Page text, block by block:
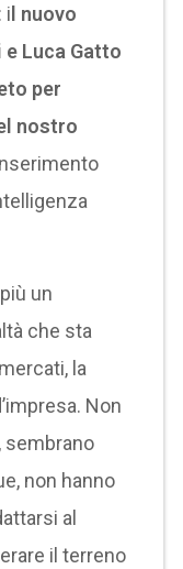
il nuovo
Luca Gatto
per
nostro
un
che sta
la
Non
sembrano
non hanno
al
il terreno